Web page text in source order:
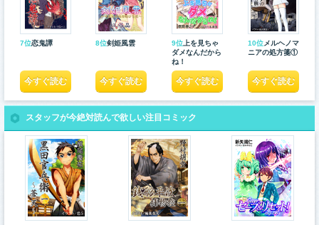
7位恋鬼譚
今すぐ読む
8位剣姫風雲
今すぐ読む
9位 上を見ちゃ
ダメなんだから
ね！
今すぐ読む
10位メルヘノマ
ニアの処方箋①
今すぐ読む
スタッフが今絶対読んで欲しい注目コミック